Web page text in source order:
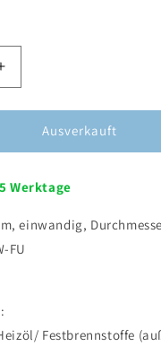
Erhöhe
die
Menge
Edelstahl
Ø250
-
Länge
0,6
mm
Ausverkauft
Werktage
einwandig,
FU
Festbrennstoffe